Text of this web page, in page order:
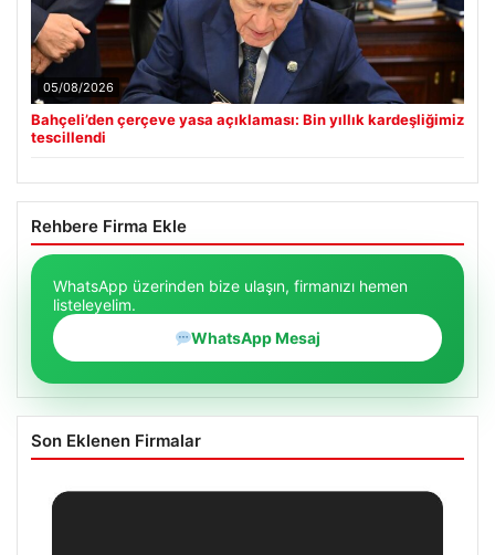
05/08/2026
Bahçeli’den çerçeve yasa açıklaması: Bin yıllık kardeşliğimiz
tescillendi
Rehbere Firma Ekle
WhatsApp üzerinden bize ulaşın, firmanızı hemen
listeleyelim.
WhatsApp Mesaj
Son Eklenen Firmalar